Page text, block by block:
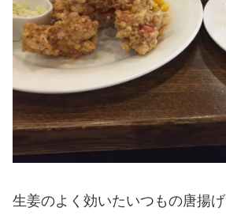
生姜のよく効いたいつもの唐揚げ